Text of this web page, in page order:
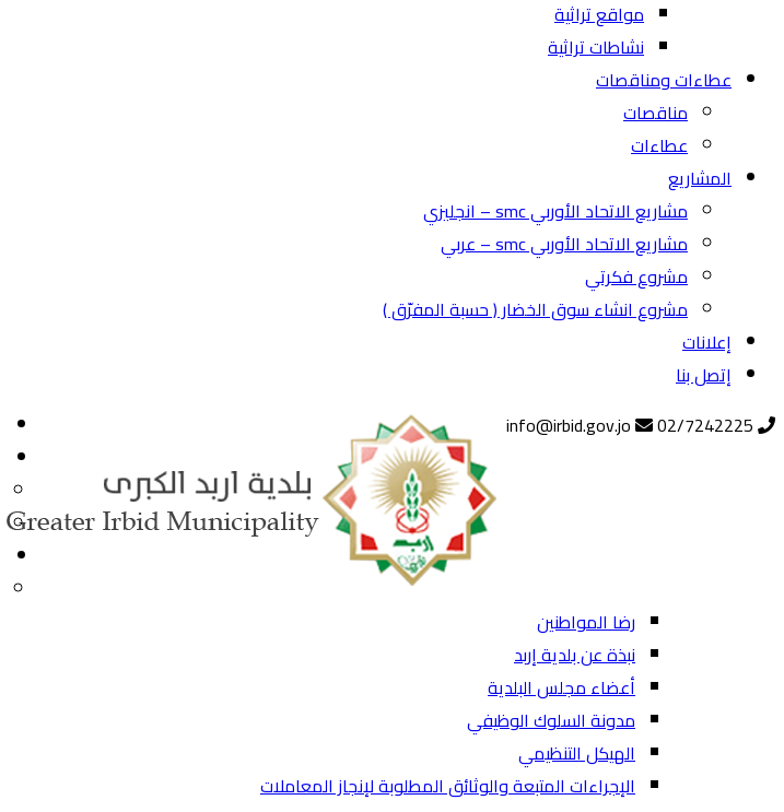
مواقع تراثية
نشاطات تراثية
عطاءات ومناقصات
مناقصات
عطاءات
المشاريع
مشاريع الاتحاد الأوربي smc – انجليزي
مشاريع الاتحاد الأوربي smc – عربي
مشروع فكرتي
مشروع انشاء سوق الخضار ( حسبة المفرّق )
إعلانات
إتصل بنا
رضا المواطنين
نبذة عن بلدية إربد
أعضاء مجلس البلدية
مدونة السلوك الوظيفي
الهيكل التنظيمي
الإجراءات المتبعة والوثائق المطلوبة لإنجاز المعاملات